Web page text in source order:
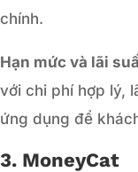
chính.
Hạn mức và lãi
với chi phí hợp lý,
ứng dụng để
3. MoneyCat